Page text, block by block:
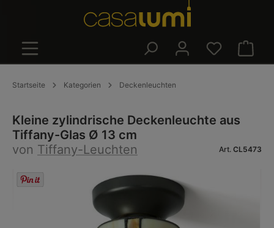
Startseite Kategorien Deckenleuchten
Kleine zylindrische Deckenleuchte aus
Tiffany-Glas Ø 13 cm
von Tiffany-Leuchten Art. CL5473
Bildergalerie überspringen